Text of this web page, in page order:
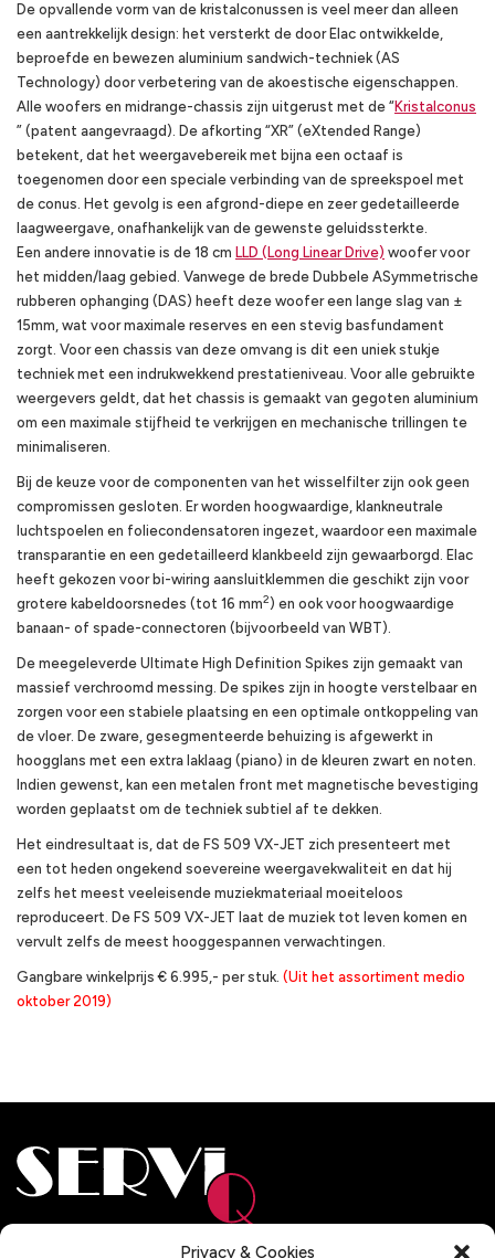
Privacy & Cookies
De opvallende vorm van de kristalconussen is veel meer dan alleen
een aantrekkelijk design: het versterkt de door Elac ontwikkelde,
beproefde en bewezen aluminium sandwich-techniek (AS
Technology) door verbetering van de akoestische eigenschappen.
Alle woofers en midrange-chassis zijn uitgerust met de “Kristalconus
” (patent aangevraagd). De afkorting “XR” (eXtended Range)
betekent, dat het weergavebereik met bijna een octaaf is
toegenomen door een speciale verbinding van de spreekspoel met
de conus. Het gevolg is een afgrond-diepe en zeer gedetailleerde
laagweergave, onafhankelijk van de gewenste geluidssterkte.
Een andere innovatie is de 18 cm LLD (Long Linear Drive) woofer voor
het midden/laag gebied. Vanwege de brede Dubbele ASymmetrische
rubberen ophanging (DAS) heeft deze woofer een lange slag van ±
15mm, wat voor maximale reserves en een stevig basfundament
zorgt. Voor een chassis van deze omvang is dit een uniek stukje
techniek met een indrukwekkend prestatieniveau. Voor alle gebruikte
weergevers geldt, dat het chassis is gemaakt van gegoten aluminium
om een maximale stijfheid te verkrijgen en mechanische trillingen te
minimaliseren.
Bij de keuze voor de componenten van het wisselfilter zijn ook geen
compromissen gesloten. Er worden hoogwaardige, klankneutrale
luchtspoelen en foliecondensatoren ingezet, waardoor een maximale
transparantie en een gedetailleerd klankbeeld zijn gewaarborgd. Elac
heeft gekozen voor bi-wiring aansluitklemmen die geschikt zijn voor
grotere kabeldoorsnedes (tot 16 mm2) en ook voor hoogwaardige
banaan- of spade-connectoren (bijvoorbeeld van WBT).
De meegeleverde Ultimate High Definition Spikes zijn gemaakt van
massief verchroomd messing. De spikes zijn in hoogte verstelbaar en
zorgen voor een stabiele plaatsing en een optimale ontkoppeling van
de vloer. De zware, gesegmenteerde behuizing is afgewerkt in
hoogglans met een extra laklaag (piano) in de kleuren zwart en noten.
Indien gewenst, kan een metalen front met magnetische bevestiging
worden geplaatst om de techniek subtiel af te dekken.
Het eindresultaat is, dat de FS 509 VX-JET zich presenteert met
een tot heden ongekend soevereine weergavekwaliteit en dat hij
zelfs het meest veeleisende muziekmateriaal moeiteloos
reproduceert. De FS 509 VX-JET laat de muziek tot leven komen en
vervult zelfs de meest hooggespannen verwachtingen.
Gangbare winkelprijs € 6.995,- per stuk. (Uit het assortiment medio
oktober 2019)